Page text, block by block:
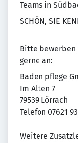
Teams in
SCHÖN, SIE
Bitte bewerben
gerne an:
Baden pflege
Im Alten 7
79539 Lörrach
Telefon 07621
Weitere